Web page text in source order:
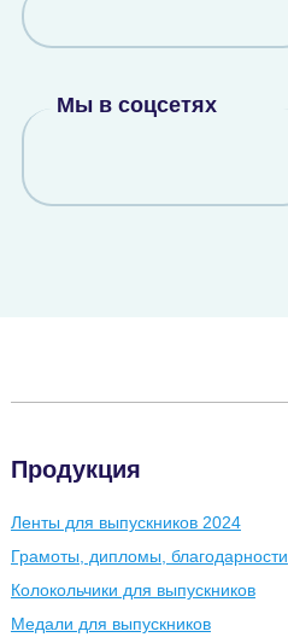
Мы в соцсетях
Продукция
Ленты для выпускников 2024
Грамоты, дипломы, благодарности
Колокольчики для выпускников
Медали для выпускников